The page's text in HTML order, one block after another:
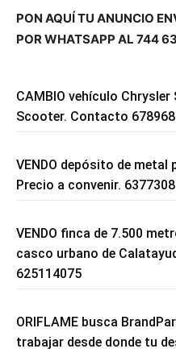
PON AQUÍ TU ANUNCIO
POR WHATSAPP AL 744
CAMBIO vehículo
Scooter. Contacto
VENDO depósito de
Precio a convenir.
VENDO finca de 7.500
casco urbano de
625114075
ORIFLAME busca
trabajar desde donde tu